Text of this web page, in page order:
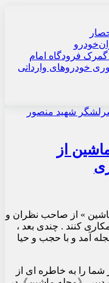
فرودگاه امام
خودروهای وارداتی
از
ماشین » از صاحب نظران و
کنند . چندی بعد ،
آمد و با حجب و حیا
را به خاطره ای از